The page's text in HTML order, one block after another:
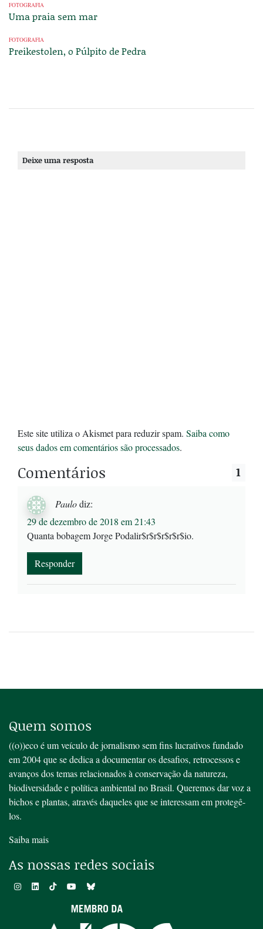
FOTOGRAFIA
Uma praia sem mar
FOTOGRAFIA
Preikestolen, o Púlpito de Pedra
Deixe uma resposta
Este site utiliza o Akismet para reduzir spam. Saiba como
seus dados em comentários são processados.
Comentários 1
Paulodiz:
29 de dezembro de 2018 em 21:43
Quanta bobagem Jorge Podalir$r$r$r$r$r$io.
Responder
Quem somos
((o))eco é um veículo de jornalismo sem fins lucrativos fundado
em 2004 que se dedica a documentar os desafios, retrocessos e
avanços dos temas relacionados à conservação da natureza,
biodiversidade e política ambiental no Brasil. Queremos dar voz a
bichos e plantas, através daqueles que se interessam em protegê-
los.
Saiba mais
As nossas redes sociais